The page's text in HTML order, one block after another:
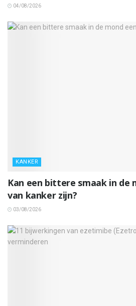
04/08/2026
KANKER
Kan een bittere smaak in de
van kanker zijn?
03/08/2026